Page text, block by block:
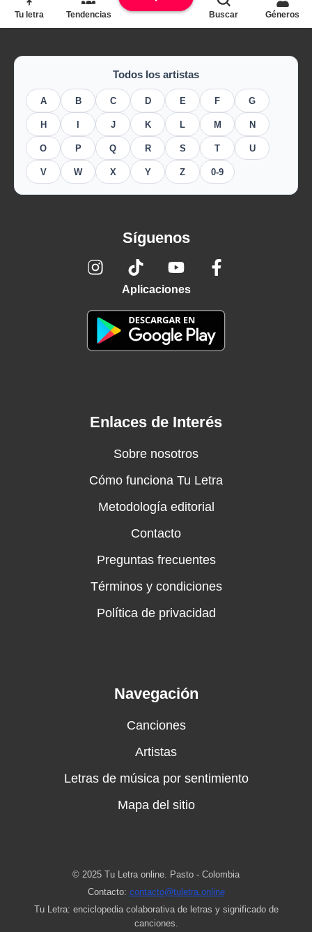
Todos los artistas
A B C D E F G
H J K L M N
O P Q R S T U
V W X Y Z 0-9
Síguenos
Aplicaciones
Enlaces de Interés
Sobre nosotros
Cómo funciona Tu Letra
Metodología editorial
Contacto
Preguntas frecuentes
Términos y condiciones
Política de privacidad
Navegación
Canciones
Artistas
Letras de música por sentimiento
Mapa del sitio
© 2025 Tu Letra online. Pasto - Colombia
Contacto: contacto@tuletra.online
Tu Letra: enciclopedia colaborativa de letras y significado de
canciones.
Tu letra Tendencias Buscar Géneros